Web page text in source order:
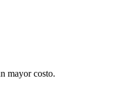
mayor costo.